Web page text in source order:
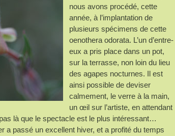
nous avons procédé, cette
année, à l’implantation de
plusieurs spécimens de cette
oenothera odorata. L’un d’entre-
eux a pris place dans un pot,
sur la terrasse, non loin du lieu
des agapes nocturnes. Il est
ainsi possible de deviser
calmement, le verre à la main,
un œil sur l’artiste, en attendant
là que le spectacle est le plus intéressant…
a passé un excellent hiver, et a profité du temps